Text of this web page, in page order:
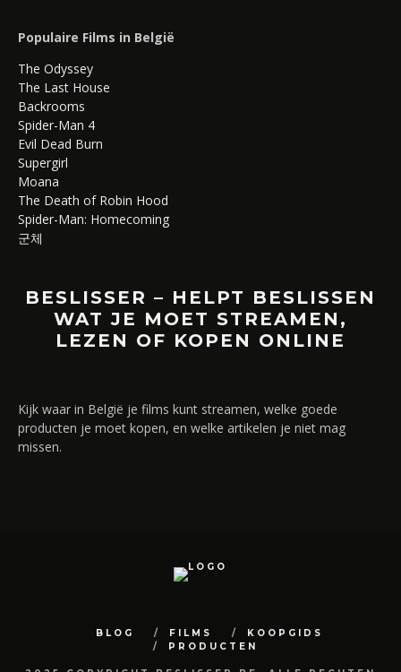
Populaire Films in België
The Odyssey
The Last House
Backrooms
Spider-Man 4
Evil Dead Burn
Supergirl
Moana
The Death of Robin Hood
Spider-Man: Homecoming
군체
BESLISSER – HELPT BESLISSEN
WAT JE MOET STREAMEN,
LEZEN OF KOPEN ONLINE
Kijk waar in België je films kunt streamen, welke goede
producten je moet kopen, en welke artikelen je niet mag
missen.
BLOG FILMS
KOOPGIDS
PRODUCTEN